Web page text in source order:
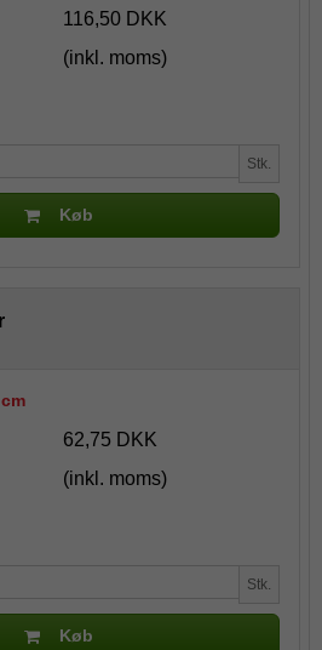
116,50 DKK
(inkl. moms)
Stk.
Køb
62,75 DKK
(inkl. moms)
Stk.
Køb